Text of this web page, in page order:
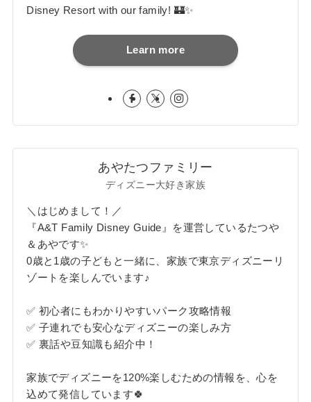
Disney Resort with our family! 🏰✨
Learn more
あやたつファミリー
ディズニー大好き家族
＼はじめまして！／
『A&T Family Disney Guide』を運営しているたつや
＆あやです✨
0歳と1歳の子どもと一緒に、家族で東京ディズニーリ
ゾートを楽しんでいます♪
✅ 初心者にもわかりやすいパーク攻略情報
✅ 子連れでも安心なディズニーの楽しみ方
✅ 裏話や豆知識も紹介中！
家族でディズニーを120%楽しむための情報を、心を
込めて発信しています🍀